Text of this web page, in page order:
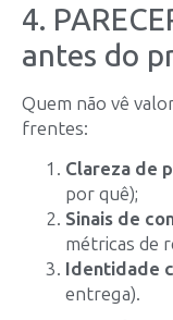
4.
antes do
Quem não vê
frentes:
Clareza de
por quê);
Sinais de
métricas de
Identidade
entrega).